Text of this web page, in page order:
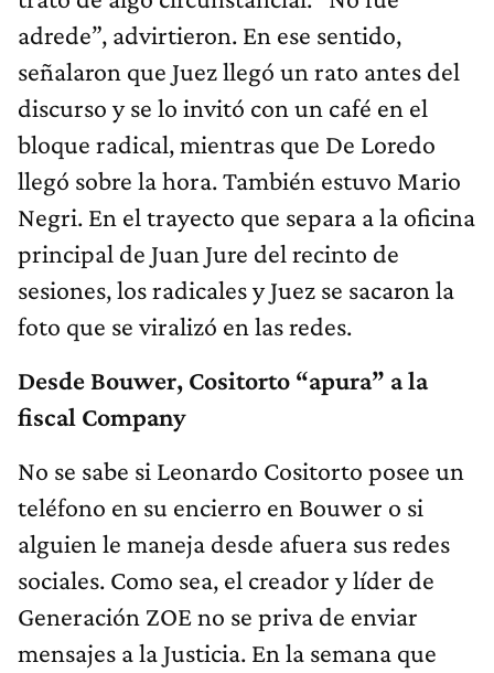
adrede”, advirtieron. En ese sentido,
señalaron que Juez llegó un rato antes del
discurso y se lo invitó con un café en el
bloque radical, mientras que De Loredo
llegó sobre la hora. También estuvo Mario
Negri. En el trayecto que separa a la oficina
principal de Juan Jure del recinto de
sesiones, los radicales y Juez se sacaron la
foto que se viralizó en las redes.
Desde Bouwer, Cositorto “apura” a la
fiscal Company
No se sabe si Leonardo Cositorto posee un
teléfono en su encierro en Bouwer o si
alguien le maneja desde afuera sus redes
sociales. Como sea, el creador y líder de
Generación ZOE no se priva de enviar
mensajes a la Justicia. En la semana que